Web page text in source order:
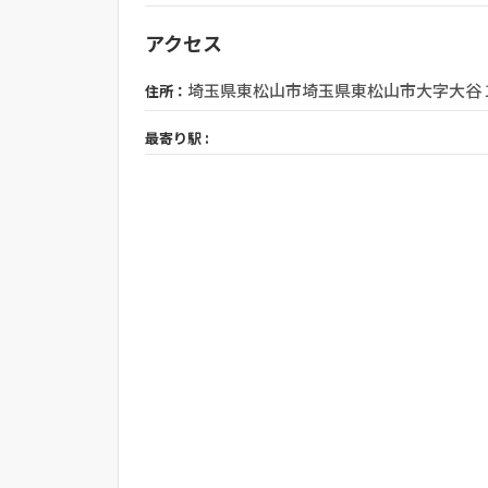
アクセス
住所： 埼玉県東松山市埼玉県東松山市大字大谷
最寄り駅 :